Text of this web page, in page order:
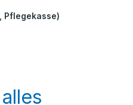
Pflegekasse)